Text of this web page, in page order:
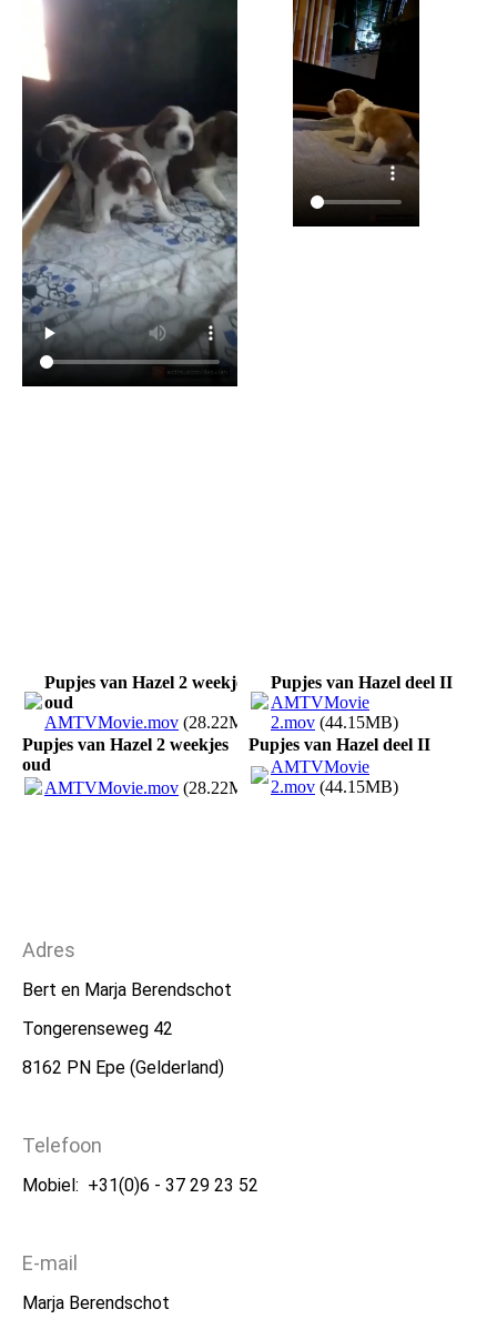
Pupjes van Hazel 2 weekjes
oud
AMTVMovie.mov (28.22MB)
Pupjes van Hazel 2 weekjes
oud
AMTVMovie.mov (28.22MB)
Pupjes van Hazel deel II
AMTVMovie
2.mov (44.15MB)
Pupjes van Hazel deel II
AMTVMovie
2.mov (44.15MB)
Adres
Bert en Marja Berendschot
Tongerenseweg 42
8162 PN Epe (Gelderland)
Telefoon
Mobiel: +31(0)6 - 37 29 23 52
E-mail
Marja Berendschot